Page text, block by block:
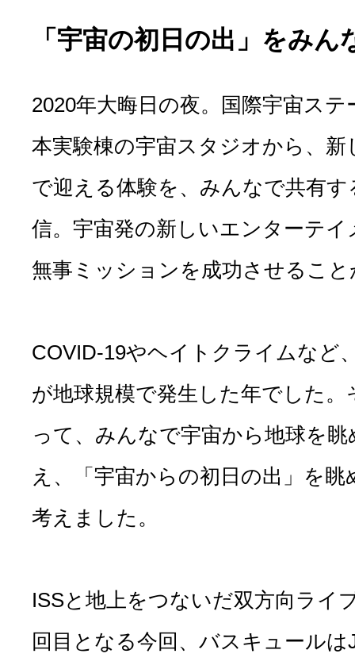
「宇宙の初日の出」をみん
2020年大晦日の夜。国際宇宙ス
本実験棟の宇宙スタジオから、
で迎える体験を、みんなで共有
信。宇宙発の新しいエンターテ
無事ミッションを成功させるこ
COVID-19やヘイトクライムなど
が地球規模で発生した年でした
って、みんなで宇宙から地球を
え、「宇宙からの初日の出」を
考えました。
ISSと地上をつないだ双方向ライ
回目となる今回、バスキュール